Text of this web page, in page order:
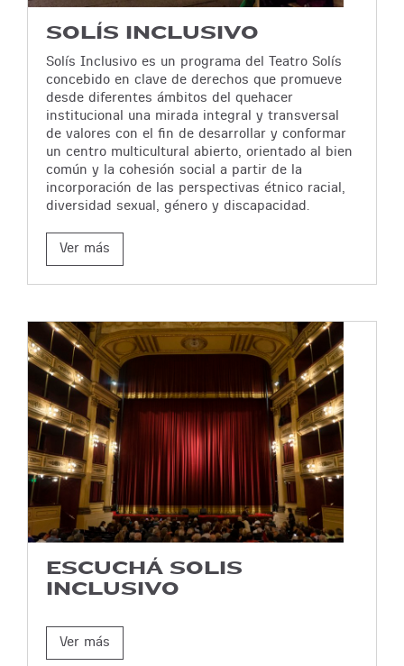
SOLÍS INCLUSIVO
Solís Inclusivo es un programa del Teatro Solís
concebido en clave de derechos que promueve
desde diferentes ámbitos del quehacer
institucional una mirada integral y transversal
de valores con el fin de desarrollar y conformar
un centro multicultural abierto, orientado al bien
común y la cohesión social a partir de la
incorporación de las perspectivas étnico racial,
diversidad sexual, género y discapacidad.
Ver más
ESCUCHÁ SOLIS
INCLUSIVO
Ver más